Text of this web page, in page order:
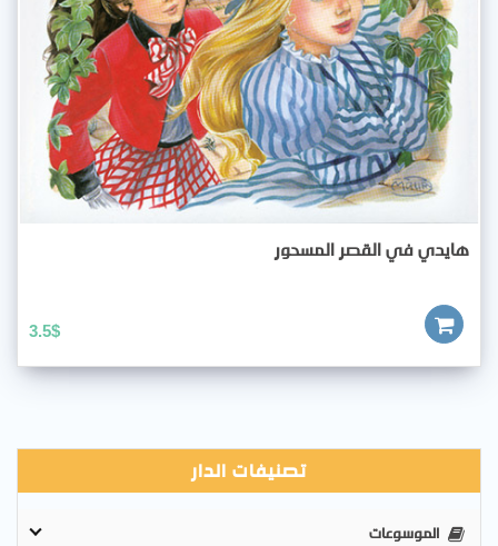
هايدي في القصر المسحور
3.5$
تصنيفات الدار
الموسوعات